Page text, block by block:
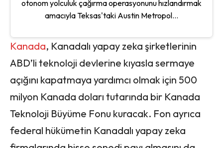
otonom yolculuk çağırma operasyonunu hızlandırmak
amacıyla Teksas'taki Austin Metropol...
Kanada, Kanadalı yapay zeka şirketlerinin
ABD’li teknoloji devlerine kıyasla sermaye
açığını kapatmaya yardımcı olmak için 500
milyon Kanada doları tutarında bir Kanada
Teknoloji Büyüme Fonu kuracak. Fon ayrıca
federal hükümetin Kanadalı yapay zeka